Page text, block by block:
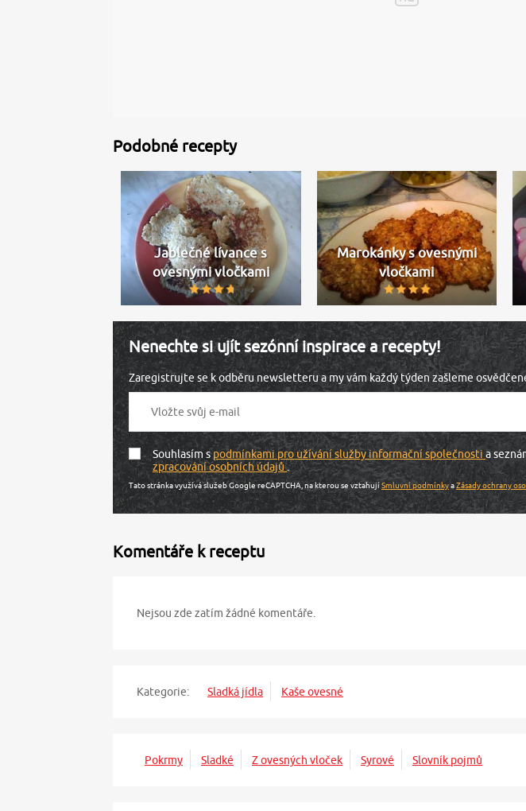
Podobné recepty
Jablečné lívance s
ovesnými vločkami
Marokánky s ovesnými
vločkami
Nenechte si ujít sezónní inspirace a recepty!
Zaregistrujte se k odběru newsletteru a my vám každý týden zašleme
Souhlasím spodmínkami pro užívání služby informační společnosti a
zpracování osobních údajů.
Tato stránka využívá služeb Google reCAPTCHA, na kterou se vztahujíSmluvní podmínkyaZásady ochrany
Komentáře k receptu
Nejsou zde zatím žádné komentáře.
Kategorie: Sladká jídla Kaše ovesné
Pokrmy Sladké Z ovesných vloček Syrové Slovník pojmů